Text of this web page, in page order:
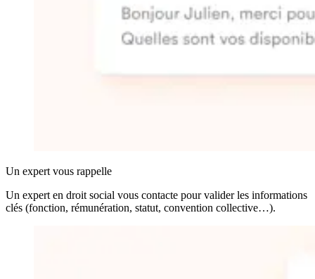
Un expert vous rappelle
Un expert en droit social vous contacte pour valider les informations
clés (fonction, rémunération, statut, convention collective…).